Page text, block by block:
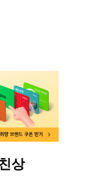
상